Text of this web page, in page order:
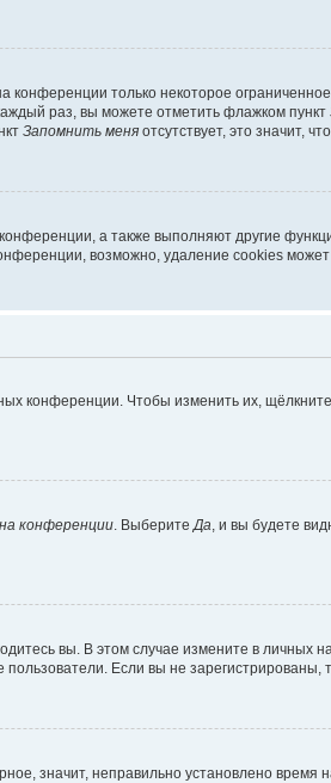
только некоторое
раз, вы можете отметить флажком пункт
Запомнить меня отсутствует, это значит,
а также выполняют другие
возможно, удаление cookies
конференции. Чтобы изменить их,
конференции. ВыберитеДа, и вы будете
вы. В этом случае измените в личных
Если вы не
значит, неправильно установлено